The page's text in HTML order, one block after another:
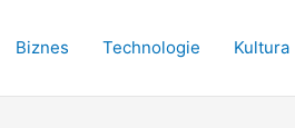
Biznes Technologie Kultura